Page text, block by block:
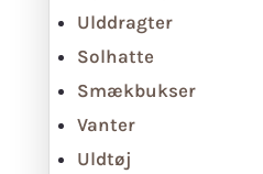
Ulddragter
Solhatte
Smækbukser
Vanter
Uldtøj